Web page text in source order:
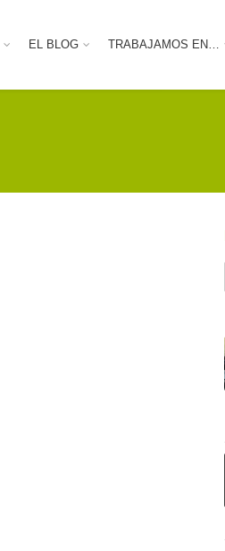
EL BLOG TRABAJAMOS EN…